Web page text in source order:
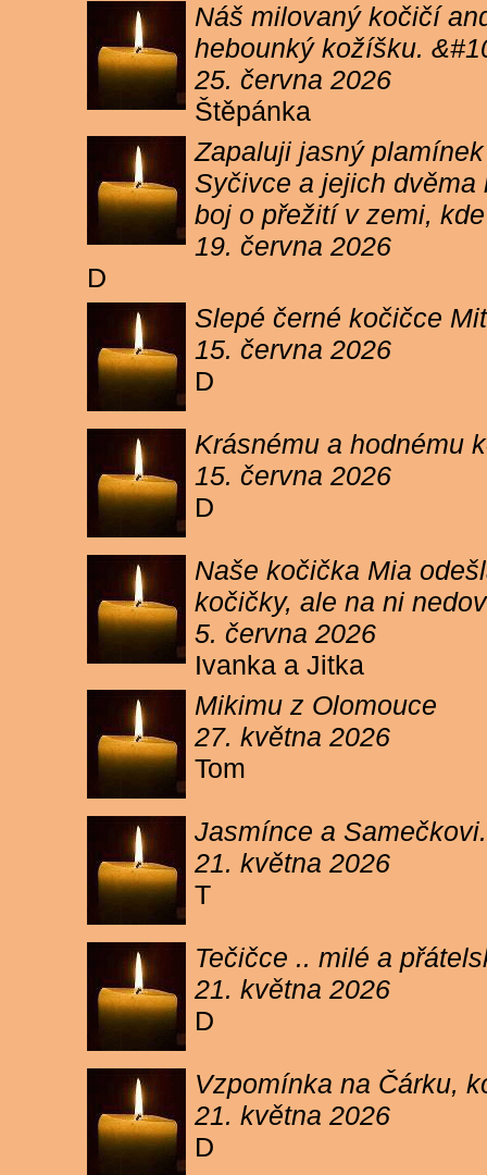
Náš milovaný kočičí
hebounký kožíšku.
25. června 2026
Štěpánka
Zapaluji jasný
Syčivce a jejich
boj o přežití v zemi,
19. června 2026
D
Slepé černé kočičce
15. června 2026
D
Krásnému a hodnému
15. června 2026
D
Naše kočička Mia
kočičky, ale na ni
5. června 2026
Ivanka a Jitka
Mikimu z Olomouce
27. května 2026
Tom
Jasmínce a
21. května 2026
T
Tečičce .. milé a
21. května 2026
D
Vzpomínka na Čárku,
21. května 2026
D